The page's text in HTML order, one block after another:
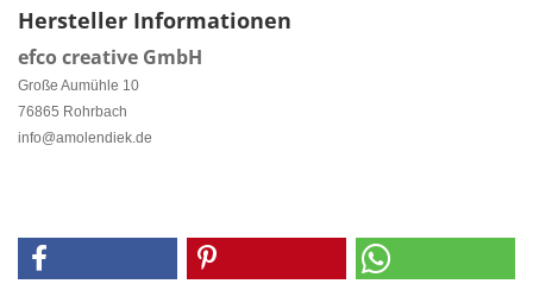
Hersteller Informationen
efco creative GmbH
Große Aumühle 10
76865 Rohrbach
info@amolendiek.de